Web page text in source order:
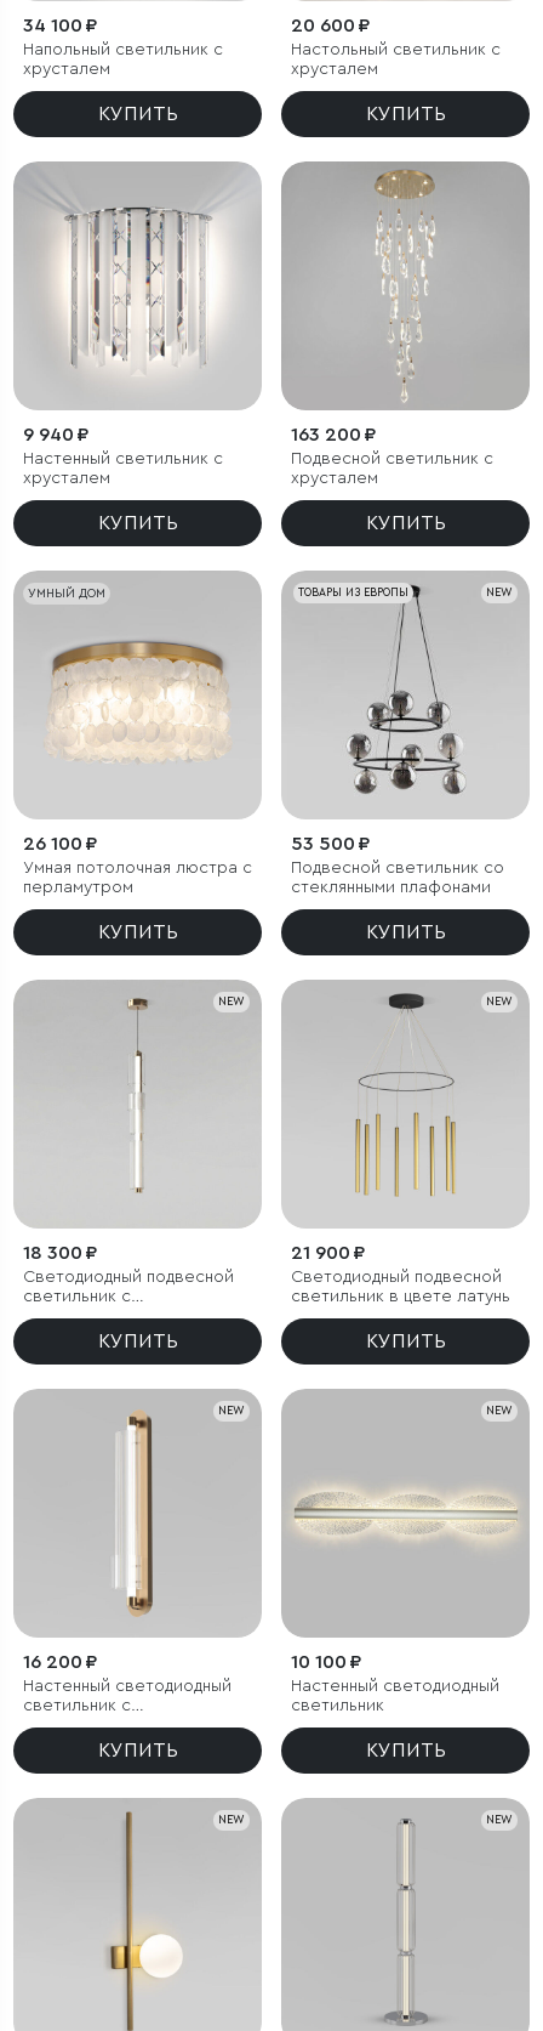
34 100 ₽
Напольный светильник с
хрусталем
КУПИТЬ
20 600 ₽
Настольный светильник с
хрусталем
КУПИТЬ
9 940 ₽
Настенный светильник с
хрусталем
КУПИТЬ
163 200 ₽
Подвесной светильник с
хрусталем
КУПИТЬ
УМНЫЙ ДОМ
26 100 ₽
Умная потолочная люстра с
перламутром
КУПИТЬ
NEW
ТОВАРЫ ИЗ ЕВРОПЫ
53 500 ₽
Подвесной светильник со
стеклянными плафонами
КУПИТЬ
NEW
18 300 ₽
Светодиодный подвесной
светильник с
регулировкой цветовой
температурыКУПИТЬ
NEW
21 900 ₽
Светодиодный подвесной
светильник в цвете латунь
КУПИТЬ
NEW
16 200 ₽
Настенный светодиодный
светильник с
регулировкой цветовой
температурыКУПИТЬ
NEW
10 100 ₽
Настенный светодиодный
светильник
КУПИТЬ
NEW NEW